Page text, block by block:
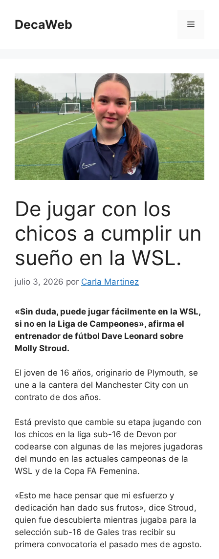
contenido
DecaWeb Menú
De jugar con los
chicos a cumplir un
sueño en la WSL.
julio 3, 2026 por Carla Martinez
«Sin duda, puede jugar fácilmente en la WSL,
si no en la Liga de Campeones», afirma el
entrenador de fútbol Dave Leonard sobre
Molly Stroud.
El joven de 16 años, originario de Plymouth, se
une a la cantera del Manchester City con un
contrato de dos años.
Está previsto que cambie su etapa jugando con
los chicos en la liga sub-16 de Devon por
codearse con algunas de las mejores jugadoras
del mundo en las actuales campeonas de la
WSL y de la Copa FA Femenina.
«Esto me hace pensar que mi esfuerzo y
dedicación han dado sus frutos», dice Stroud,
quien fue descubierta mientras jugaba para la
selección sub-16 de Gales tras recibir su
primera convocatoria el pasado mes de agosto.